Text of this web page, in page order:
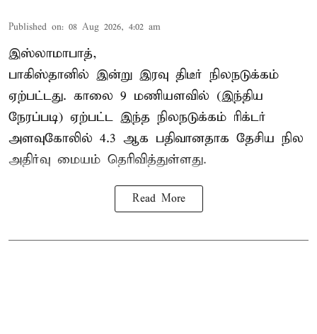
Published on: 08 Aug 2026, 4:02 am
இஸ்லாமாபாத்,
பாகிஸ்தானில் இன்று இரவு திடீர் நிலநடுக்கம்
ஏற்பட்டது. காலை 9 மணியளவில் (இந்திய
நேரப்படி) ஏற்பட்ட இந்த நிலநடுக்கம் ரிக்டர்
அளவுகோலில் 4.3 ஆக பதிவானதாக தேசிய நில
அதிர்வு மையம் தெரிவித்துள்ளது.
Read More